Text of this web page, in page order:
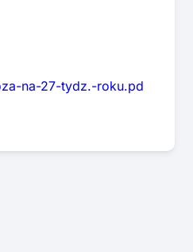
na-27-tydz.-roku.pd